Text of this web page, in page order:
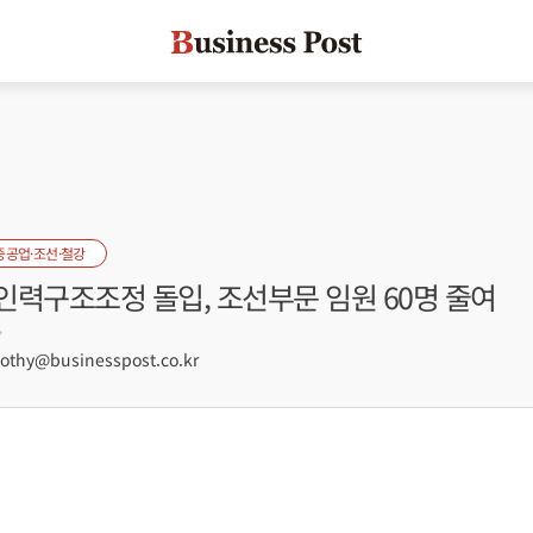
공업·조선·철강
력구조조정 돌입, 조선부문 임원 60명 줄여